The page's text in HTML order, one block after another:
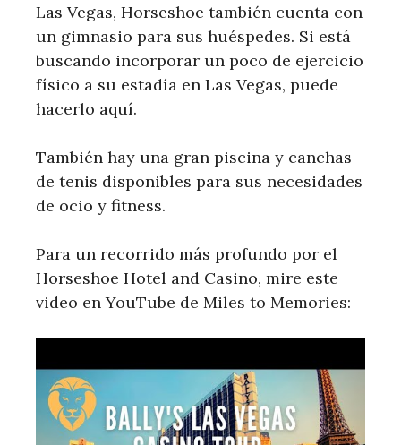
Las Vegas, Horseshoe también cuenta con
un gimnasio para sus huéspedes. Si está
buscando incorporar un poco de ejercicio
físico a su estadía en Las Vegas, puede
hacerlo aquí.
También hay una gran piscina y canchas
de tenis disponibles para sus necesidades
de ocio y fitness.
Para un recorrido más profundo por el
Horseshoe Hotel and Casino, mire este
video en YouTube de Miles to Memories: